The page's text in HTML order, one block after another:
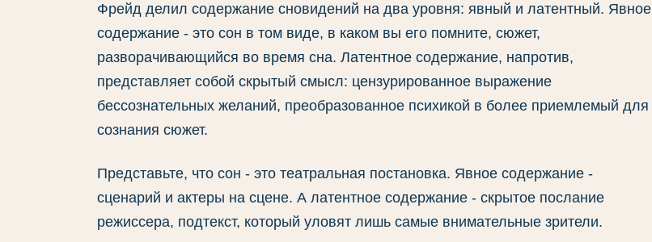
Фрейд делил содержание сновидений на два уровня: явный и латентный. Явное
содержание - это сон в том виде, в каком вы его помните, сюжет,
разворачивающийся во время сна. Латентное содержание, напротив,
представляет собой скрытый смысл: цензурированное выражение
бессознательных желаний, преобразованное психикой в более приемлемый для
сознания сюжет.
Представьте, что сон - это театральная постановка. Явное содержание -
сценарий и актеры на сцене. А латентное содержание - скрытое послание
режиссера, подтекст, который уловят лишь самые внимательные зрители.